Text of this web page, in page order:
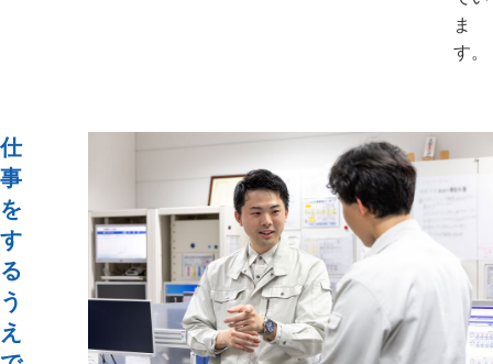
ま
す。
仕
事
を
す
る
う
え